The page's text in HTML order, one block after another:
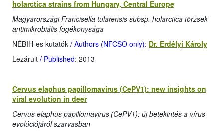
holarctica strains from Hungary, Central Europe
Magyarországi Francisella tularensis subsp. holarctica törzsek
antimikrobiális fogékonysága
NÉBIH-es kutatók / Authors (NFCSO only): Dr. Erdélyi Károly
Lezárult / Published: 2013
Cervus elaphus papillomavirus (CePV1): new insights on
viral evolution in deer
Cervus elaphus papillomavirus (CePV1): új betekintés a vírus
evolúciójáról szarvasban